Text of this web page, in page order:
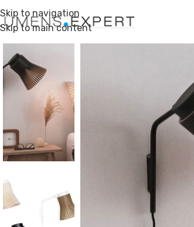
Skip to navigation
Skip to main content